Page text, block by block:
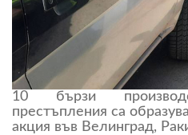
10 бързи
престъпления са
акция във Велинград,